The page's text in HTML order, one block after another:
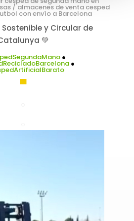
/ almacenes de venta cesped
con envío a Barcelona
Sostenible y Circular de
💚
●
●
▀